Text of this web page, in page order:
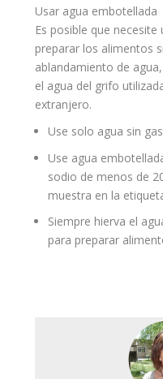
Usar agua embotellada
Es posible que
preparar los alimentos
ablandamiento de
el agua del grifo
extranjero.
Use solo agua sin
Use agua
sodio de menos de
muestra en la
Siempre hierva el
para preparar